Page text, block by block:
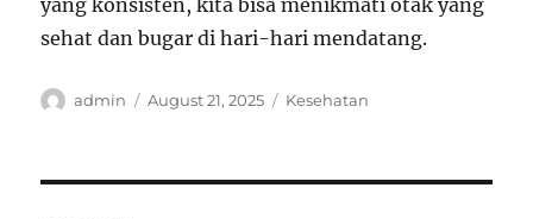
yang konsisten, kita bisa menikmati otak yang
sehat dan bugar di hari-hari mendatang.
Author
admin
Posted
August 21, 2025 Categories
Kesehatan